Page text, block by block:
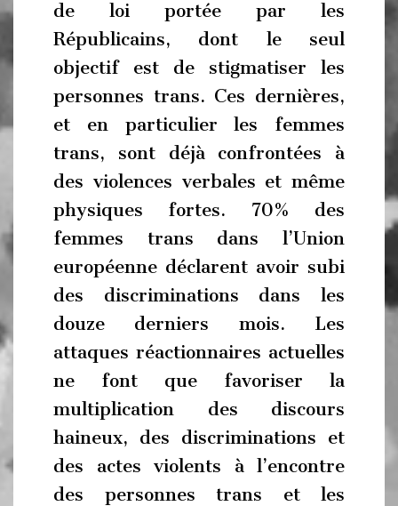
de loi portée par les
Républicains, dont le seul
objectif est de stigmatiser les
personnes trans. Ces dernières,
et en particulier les femmes
trans, sont déjà confrontées à
des violences verbales et même
physiques fortes. 70% des
femmes trans dans l’Union
européenne déclarent avoir subi
des discriminations dans les
douze derniers mois. Les
attaques réactionnaires actuelles
ne font que favoriser la
multiplication des discours
haineux, des discriminations et
des actes violents à l’encontre
des personnes trans et les